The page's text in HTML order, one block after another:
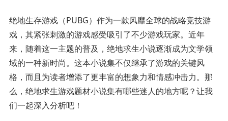
绝地生存游戏（PUBG）作为一款风靡全球的战略竞技游
戏，其紧张刺激的游戏感受吸引了不少游戏玩家。近年
来，随着这一主题的普及，绝地求生小说逐渐成为文学领
域的一种新时尚。这本小说集不仅继承了游戏的关键风
格，而且为读者增添了更丰富的想象力和情感冲击力。那
么，绝地求生游戏题材小说集有哪些迷人的地方呢？让我
们一起深入分析吧！